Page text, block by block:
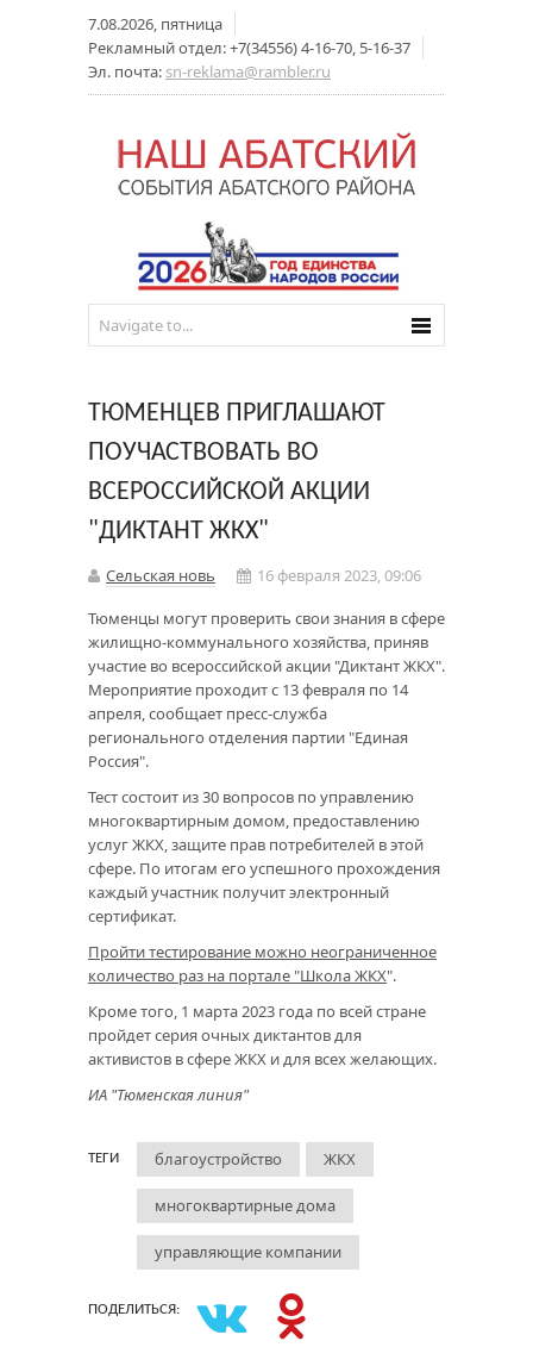
7.08.2026, пятница
Рекламный отдел: +7(34556) 4-16-70, 5-16-37
Эл. почта: sn-reklama@rambler.ru
ТЮМЕНЦЕВ ПРИГЛАШАЮТ
ПОУЧАСТВОВАТЬ ВО
ВСЕРОССИЙСКОЙ АКЦИИ
"ДИКТАНТ ЖКХ"
Сельская новь
16 февраля 2023, 09:06
Тюменцы могут проверить свои знания в сфере
жилищно-коммунального хозяйства, приняв
участие во всероссийской акции "Диктант ЖКХ".
Мероприятие проходит с 13 февраля по 14
апреля, сообщает пресс-служба
регионального отделения партии "Единая
Россия".
Тест состоит из 30 вопросов по управлению
многоквартирным домом, предоставлению
услуг ЖКХ, защите прав потребителей в этой
сфере. По итогам его успешного прохождения
каждый участник получит электронный
сертификат.
Пройти тестирование можно неограниченное
количество раз на портале "Школа ЖКХ".
Кроме того, 1 марта 2023 года по всей стране
пройдет серия очных диктантов для
активистов в сфере ЖКХ и для всех желающих.
ИА "Тюменская линия"
ТЕГИ благоустройство ЖКХ
многоквартирные дома
управляющие компании
ПОДЕЛИТЬСЯ: